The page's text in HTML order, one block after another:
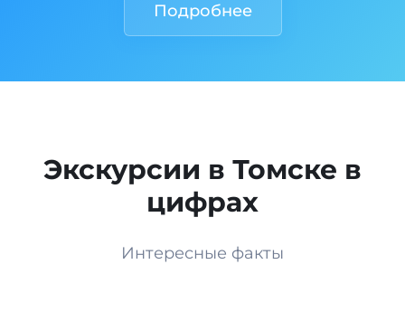
Подробнее
Экскурсии в Томске в
цифрах
Интересные факты